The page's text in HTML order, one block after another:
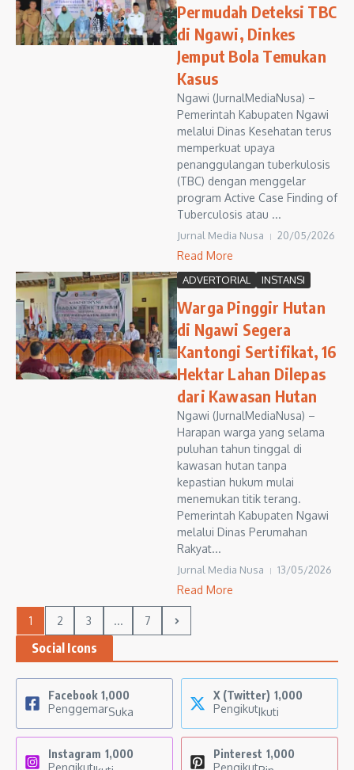
Permudah Deteksi TBC
di Ngawi, Dinkes
Jemput Bola Temukan
Kasus
Ngawi (JurnalMediaNusa) –
Pemerintah Kabupaten Ngawi
melalui Dinas Kesehatan terus
memperkuat upaya
penanggulangan tuberkulosis
(TBC) dengan menggelar
program Active Case Finding of
Tuberculosis atau ...
Jurnal Media Nusa 20/05/2026
Read More
ADVERTORIAL INSTANSI
Warga Pinggir Hutan
di Ngawi Segera
Kantongi Sertifikat, 16
Hektar Lahan Dilepas
dari Kawasan Hutan
Ngawi (JurnalMediaNusa) –
Harapan warga yang selama
puluhan tahun tinggal di
kawasan hutan tanpa
kepastian hukum mulai
menemukan titik terang.
Pemerintah Kabupaten Ngawi
melalui Dinas Perumahan
Rakyat...
Jurnal Media Nusa 13/05/2026
Read More
1 2 3 ... 7
Social Icons
Facebook 1,000
PenggemarSuka
X (Twitter) 1,000
PengikutIkuti
Instagram 1,000
Pengikut
Pinterest 1,000
Pengikut